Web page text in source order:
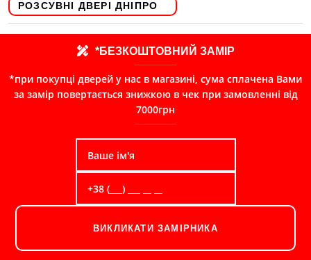
РОЗСУВНІ ДВЕРІ ДНІПРО
*БЕЗКОШТОВНИЙ ЗАМІР
*при покупці дверей у нас в магазині, сума сплачена Вами
за замір повертається знижкою в чек при замовленні від
7000грн
ВИКЛИКАТИ ЗАМІРНИКА